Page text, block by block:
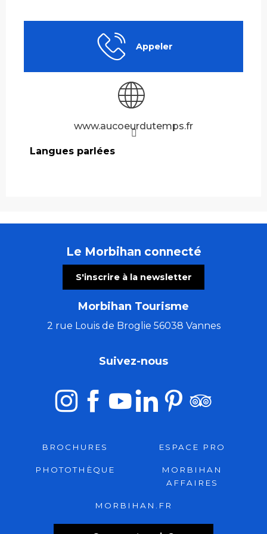
Appeler
www.aucoeurdutemps.fr
Langues parlées
Langues parlées
Le Morbihan connecté
S'inscrire à la newsletter
Morbihan Tourisme
2 rue Louis de Broglie 56038 Vannes
Suivez-nous
BROCHURES ESPACE PRO
PHOTOTHÈQUE
MORBIHAN
AFFAIRES
MORBIHAN.FR